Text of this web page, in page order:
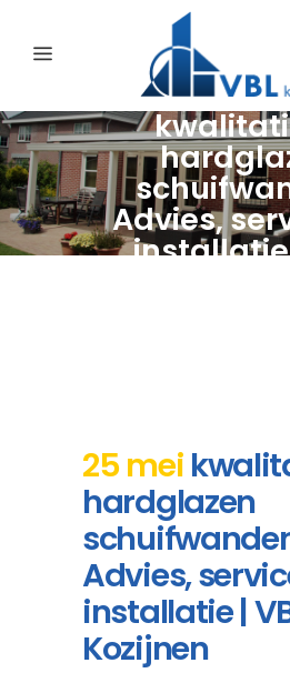
Advies,
installatie
25 mei
hardglazen
Advies,
installatie |
Kozijnen